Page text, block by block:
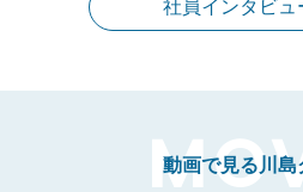
社員インタビュ
動画で見る川島